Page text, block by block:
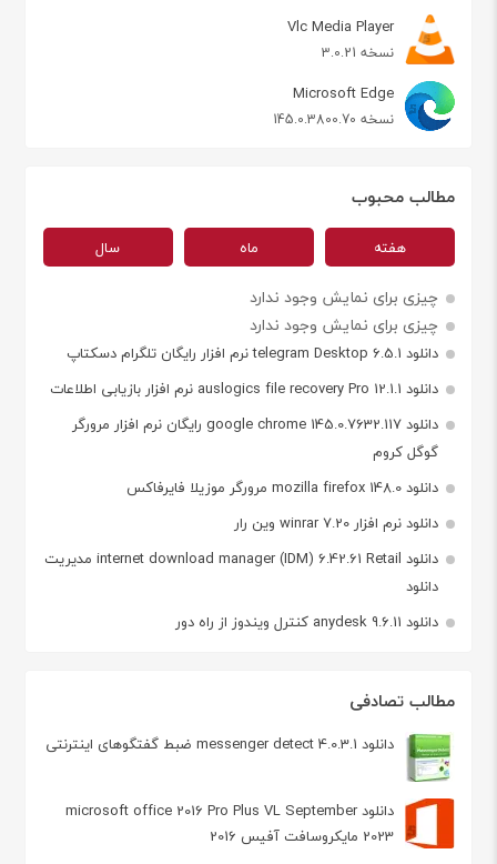
Vlc Media Player
نسخه 3.0.21
Microsoft Edge
نسخه 145.0.3800.70
مطالب محبوب
هفته ماه سال
چیزی برای نمایش وجود ندارد
چیزی برای نمایش وجود ندارد
دانلود telegram Desktop 6.5.1 نرم افزار رایگان تلگرام دسکتاپ
دانلود auslogics file recovery Pro 12.1.1 نرم افزار بازیابی اطلاعات
دانلود google chrome 145.0.7632.117 رایگان نرم افزار مرورگر
گوگل کروم
دانلود mozilla firefox 148.0 مرورگر موزیلا فایرفاکس
دانلود نرم افزار winrar 7.20 وین رار
دانلود internet download manager (IDM) 6.42.61 Retail مدیریت
دانلود
دانلود anydesk 9.6.11 کنترل ویندوز از راه دور
مطالب تصادفی
دانلود messenger detect 4.0.3.1 ضبط گفتگوهای اینترنتی
دانلود microsoft office 2016 Pro Plus VL September
2023 مایکروسافت آفیس 2016